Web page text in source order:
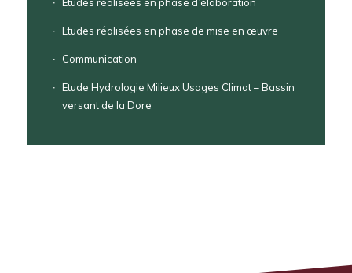
Etudes réalisées en phase d’élaboration
Etudes réalisées en phase de mise en œuvre
Communication
Etude Hydrologie Milieux Usages Climat – Bassin
versant de la Dore